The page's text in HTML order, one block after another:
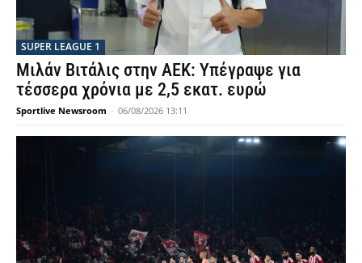
SUPER LEAGUE 1
Μιλάν Βιτάλις στην ΑΕΚ: Υπέγραψε για
τέσσερα χρόνια με 2,5 εκατ. ευρώ
Sportlive Newsroom - 06/08/2026 13:11